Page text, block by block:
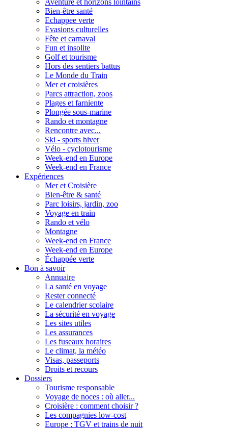
Aventure et horizons lointains
Bien-être santé
Echappee verte
Evasions culturelles
Fête et carnaval
Fun et insolite
Golf et tourisme
Hors des sentiers battus
Le Monde du Train
Mer et croisières
Parcs attraction, zoos
Plages et farniente
Plongée sous-marine
Rando et montagne
Rencontre avec...
Ski - sports hiver
Vélo - cyclotourisme
Week-end en Europe
Week-end en France
Expériences
Mer et Croisière
Bien-être & santé
Parc loisirs, jardin, zoo
Voyage en train
Rando et vélo
Montagne
Week-end en France
Week-end en Europe
Échappée verte
Bon à savoir
Annuaire
La santé en voyage
Rester connecté
Le calendrier scolaire
La sécurité en voyage
Les sites utiles
Les assurances
Les fuseaux horaires
Le climat, la météo
Visas, passeports
Droits et recours
Dossiers
Tourisme responsable
Voyage de noces : où aller...
Croisière : comment choisir ?
Les compagnies low-cost
Europe : TGV et trains de nuit